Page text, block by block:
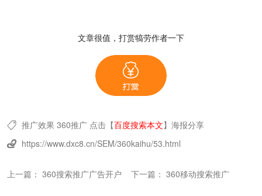
文章很值，打赏犒劳作者一下
 推广效果 360推广点击【百度搜索本文】 海报分享
 https://www.dxc8.cn/SEM/360kaihu/53.html
上一篇： 360搜索推广广告开户 下一篇： 360移动搜索推广